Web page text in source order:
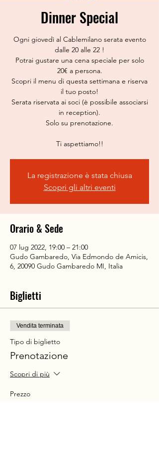
Dinner Special
Ogni giovedì al Cablemilano serata evento
dalle 20 alle 22 !
Potrai gustare una cena speciale per solo
20€ a persona.
Scopri il menu di questa settimana e riserva
il tuo posto!
Serata riservata ai soci (è possibile associarsi
in reception).
Solo su prenotazione.
La registrazione è stata chiusa
Scopri gli altri eventi
Orario & Sede
07 lug 2022, 19:00 – 21:00
Gudo Gambaredo, Via Edmondo de Amicis,
6, 20090 Gudo Gambaredo MI, Italia
Biglietti
Vendita terminata
Tipo di biglietto
Prenotazione
Scopri di più
Prezzo